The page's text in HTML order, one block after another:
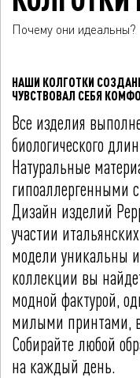
Почему они идеальны?
НАШИ КОЛГОТКИ
ЧУВСТВОВАЛ СЕБЯ
Все изделия
биологического
Натуральные
гипоаллергенными
Дизайн изделий
участии
модели уникальны
коллекции вы
модной фактурой,
милыми принтами,
Собирайте любой
на каждый день.